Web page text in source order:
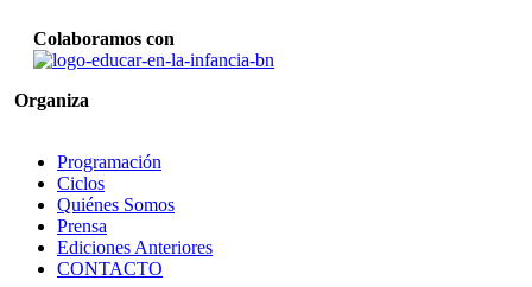
Colaboramos con
Organiza
Programación
Ciclos
Quiénes Somos
Prensa
Ediciones Anteriores
CONTACTO